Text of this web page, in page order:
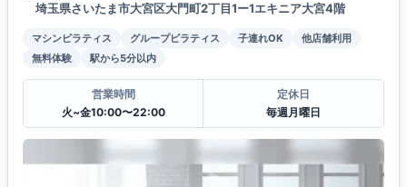
埼玉県さいたま市大宮区大門町2丁目1ー1エキニア大宮4階
マシンピラティス グループピラティス 子連れOK
他店舗利用
無料体験
駅から5分以内
営業時間
火~金10:00〜22:00
定休日
毎週月曜日